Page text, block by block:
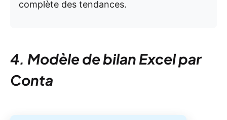
complète des tendances.
4. Modèle de bilan Excel par
Conta